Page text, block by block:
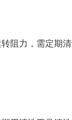
阻力，需定期